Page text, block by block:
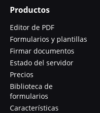
Productos
Editor de PDF
Formularios y plantillas
Firmar documentos
Estado del servidor
Precios
Biblioteca de
formularios
Características